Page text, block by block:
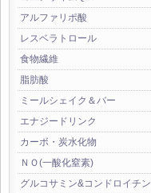
アルファリポ酸
レスベラトロール
食物繊維
脂肪酸
ミールシェイク＆バー
エナジードリンク
カーボ・炭水化物
ＮＯ(一酸化窒素)
グルコサミン&コンドロイチン